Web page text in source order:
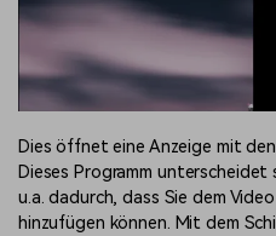
Dies öffnet eine Anzeige mit
Dieses Programm
u.a. dadurch, dass Sie dem
hinzufügen können. Mit dem